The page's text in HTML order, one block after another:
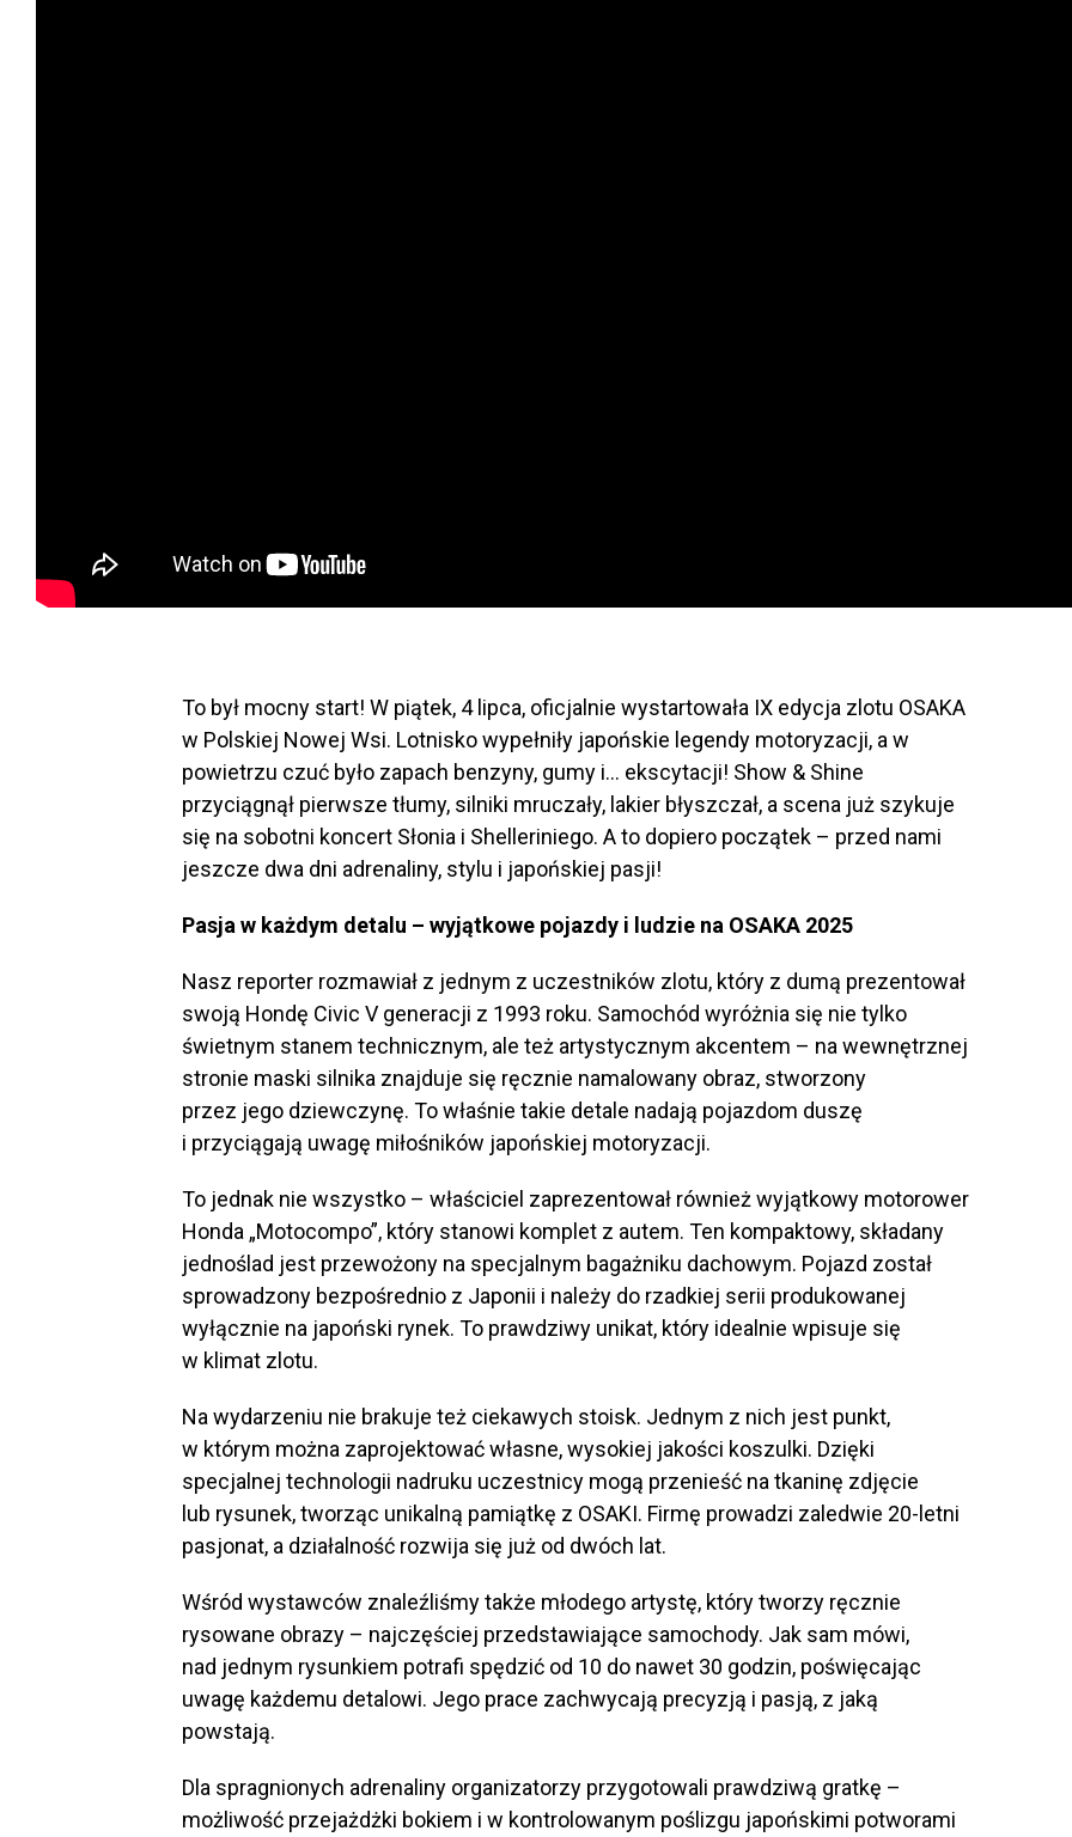
To był mocny start! W piątek, 4 lipca, oficjalnie wystartowała IX edycja zlotu OSAKA
w Polskiej Nowej Wsi. Lotnisko wypełniły japońskie legendy motoryzacji, a w
powietrzu czuć było zapach benzyny, gumy i… ekscytacji! Show & Shine
przyciągnął pierwsze tłumy, silniki mruczały, lakier błyszczał, a scena już szykuje
się na sobotni koncert Słonia i Shelleriniego. A to dopiero początek – przed nami
jeszcze dwa dni adrenaliny, stylu i japońskiej pasji!
Pasja w każdym detalu – wyjątkowe pojazdy i ludzie na OSAKA 2025
Nasz reporter rozmawiał z jednym z uczestników zlotu, który z dumą prezentował
swoją Hondę Civic V generacji z 1993 roku. Samochód wyróżnia się nie tylko
świetnym stanem technicznym, ale też artystycznym akcentem – na wewnętrznej
stronie maski silnika znajduje się ręcznie namalowany obraz, stworzony
przez jego dziewczynę. To właśnie takie detale nadają pojazdom duszę
i przyciągają uwagę miłośników japońskiej motoryzacji.
To jednak nie wszystko – właściciel zaprezentował również wyjątkowy motorower
Honda „Motocompo”, który stanowi komplet z autem. Ten kompaktowy, składany
jednoślad jest przewożony na specjalnym bagażniku dachowym. Pojazd został
sprowadzony bezpośrednio z Japonii i należy do rzadkiej serii produkowanej
wyłącznie na japoński rynek. To prawdziwy unikat, który idealnie wpisuje się
w klimat zlotu.
Na wydarzeniu nie brakuje też ciekawych stoisk. Jednym z nich jest punkt,
w którym można zaprojektować własne, wysokiej jakości koszulki. Dzięki
specjalnej technologii nadruku uczestnicy mogą przenieść na tkaninę zdjęcie
lub rysunek, tworząc unikalną pamiątkę z OSAKI. Firmę prowadzi zaledwie 20-letni
pasjonat, a działalność rozwija się już od dwóch lat.
Wśród wystawców znaleźliśmy także młodego artystę, który tworzy ręcznie
rysowane obrazy – najczęściej przedstawiające samochody. Jak sam mówi,
nad jednym rysunkiem potrafi spędzić od 10 do nawet 30 godzin, poświęcając
uwagę każdemu detalowi. Jego prace zachwycają precyzją i pasją, z jaką
powstają.
Dla spragnionych adrenaliny organizatorzy przygotowali prawdziwą gratkę –
możliwość przejażdżki bokiem i w kontrolowanym poślizgu japońskimi potworami